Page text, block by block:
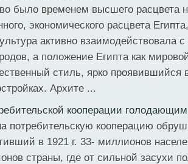
было временем высшего расцвета
экономического расцвета
активно взаимодействовала
а положение Египта как
стиль, ярко проявившийся
Архите ...
кооперации голодающим
потребительскую кооперацию
в 1921 г. 33- миллионов
страны, где от сильной засухи